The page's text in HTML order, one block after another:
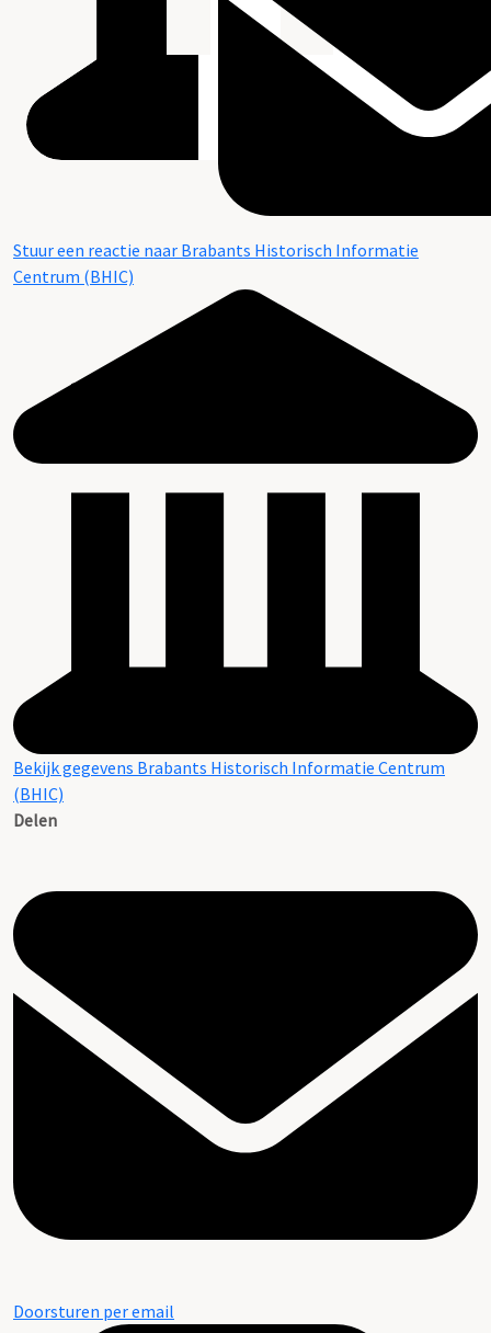
Stuur een reactie naar Brabants Historisch Informatie
Centrum (BHIC)
Bekijk gegevens Brabants Historisch Informatie Centrum
(BHIC)
Delen
Doorsturen per email